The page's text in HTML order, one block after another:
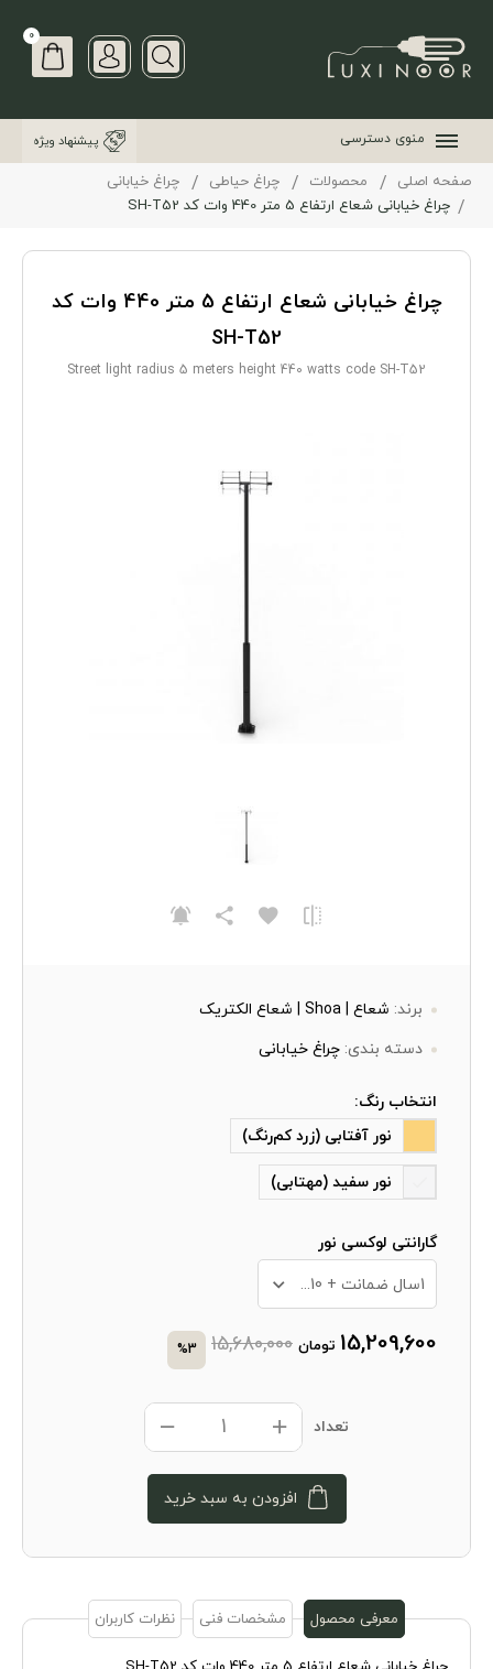
0
منوی دسترسی پیشنهاد ویژه
صفحه اصلی محصولات چراغ حیاطی
چراغ خیابانی
چراغ خیابانی شعاع ارتفاع 5 متر 440 وات کد SH-T52
چراغ خیابانی شعاع ارتفاع 5 متر 440 وات کد
SH-T52
Street light radius 5 meters height 440 watts code SH-T52
برند: شعاع | Shoa | شعاع الکتریک
دسته بندی: چراغ خیابانی
انتخاب رنگ:
نور آفتابی (زرد کم‌رنگ)
نور سفید (مهتابی)
گارانتی لوکسی نور
1سال ضمانت + 10 سال خدمات پس از فروش
15,209,600 تومان 15,680,000
%3
تعداد
افزودن به سبد خرید
معرفی محصول مشخصات فنی نظرات کاربران